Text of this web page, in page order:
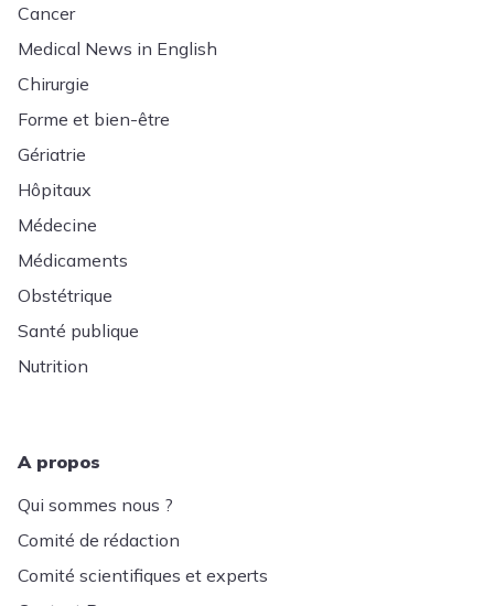
Cancer
Medical News in English
Chirurgie
Forme et bien-être
Gériatrie
Hôpitaux
Médecine
Médicaments
Obstétrique
Santé publique
Nutrition
A propos
Qui sommes nous ?
Comité de rédaction
Comité scientifiques et experts